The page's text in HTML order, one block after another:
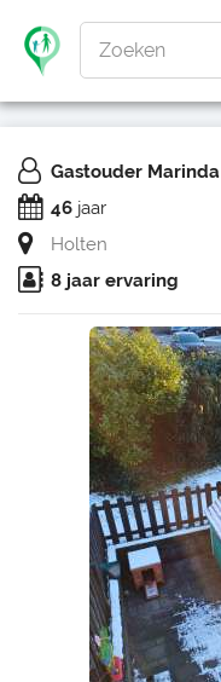
Zoeken
Gastouder Marinda
46 jaar
Holten
8 jaar ervaring